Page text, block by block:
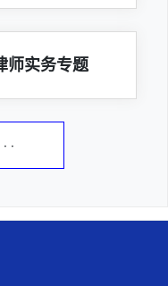
师实务专题
·